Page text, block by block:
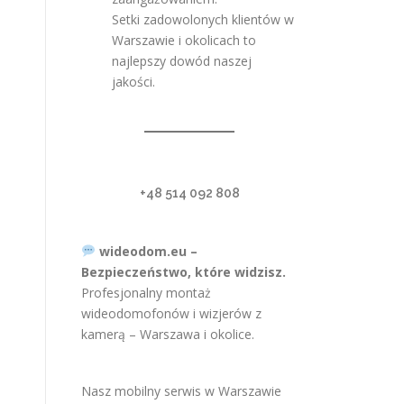
Setki zadowolonych klientów w
Warszawie i okolicach to
najlepszy dowód naszej
jakości.
+48 514 092 808
wideodom.eu –
Bezpieczeństwo, które widzisz.
Profesjonalny montaż
wideodomofonów i wizjerów z
kamerą – Warszawa i okolice.
Nasz mobilny serwis w Warszawie